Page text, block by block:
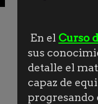
En el Curso
sus
detalle el
capaz de
progresando